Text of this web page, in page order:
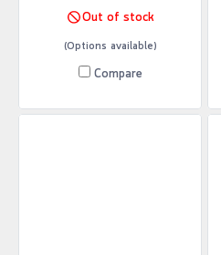
Out of stock
(Options available)
Compare